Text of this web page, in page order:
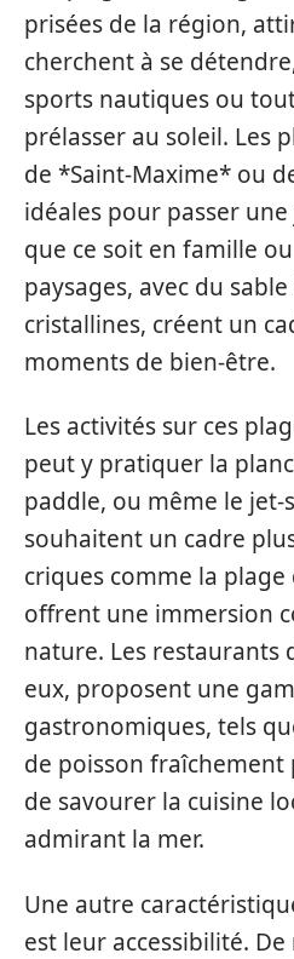
prisées de la région,
cherchent à se
sports nautiques ou
prélasser au soleil. Les
de *Saint-Maxime* ou
idéales pour passer
que ce soit en famille
paysages, avec du
cristallines, créent un
moments de bien-être.
Les activités sur ces
peut y pratiquer la
paddle, ou même le jet-
souhaitent un cadre
criques comme la plage
offrent une immersion
nature. Les restaurants
eux, proposent une
gastronomiques, tels
de poisson
de savourer la cuisine
admirant la mer.
Une autre
est leur accessibilité.